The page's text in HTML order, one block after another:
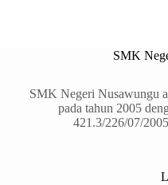
SMK
SMK Negeri Nusawungu
pada tahun 2005
421.3/226/07/